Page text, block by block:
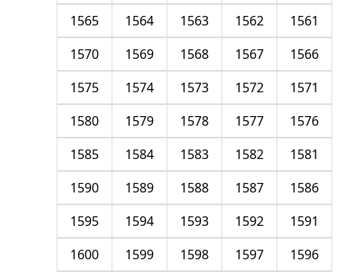
1561
1562
1563
1564
1565
1566
1567
1568
1569
1570
1571
1572
1573
1574
1575
1576
1577
1578
1579
1580
1581
1582
1583
1584
1585
1586
1587
1588
1589
1590
1591
1592
1593
1594
1595
1596
1597
1598
1599
1600